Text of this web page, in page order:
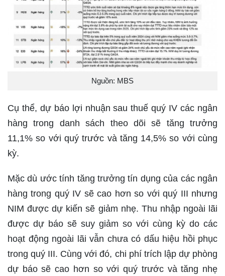
Nguồn: MBS
Cụ thể, dự báo lợi nhuận sau thuế quý IV các ngân
hàng trong danh sách theo dõi sẽ tăng trưởng
11,1% so với quý trước và tăng 14,5% so với cùng
kỳ.
Mặc dù ước tính tăng trưởng tín dụng của các ngân
hàng trong quý IV sẽ cao hơn so với quý III nhưng
NIM được dự kiến sẽ giảm nhẹ. Thu nhập ngoài lãi
được dự báo sẽ suy giảm so với cùng kỳ do các
hoạt động ngoài lãi vẫn chưa có dấu hiệu hồi phục
trong quý III. Cùng với đó, chi phí trích lập dự phòng
dự báo sẽ cao hơn so với quý trước và tăng nhẹ